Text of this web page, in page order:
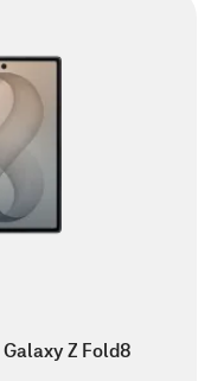
Z Fold8